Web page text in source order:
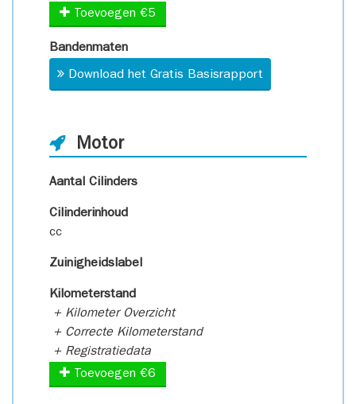
Toevoegen €5
Bandenmaten
Download het Gratis Basisrapport
Motor
Aantal Cilinders
Cilinderinhoud
cc
Zuinigheidslabel
Kilometerstand
+ Kilometer Overzicht
+ Correcte Kilometerstand
+ Registratiedata
Toevoegen €6